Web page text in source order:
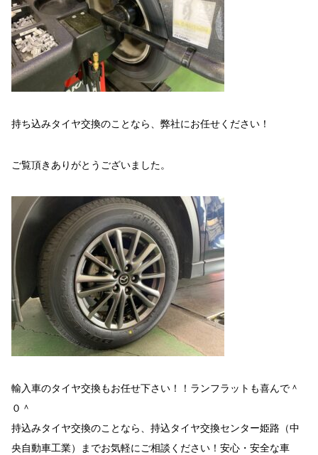
持ち込みタイヤ交換のことなら、弊社にお任せください！
ご覧頂きありがとうございました。
輸入車のタイヤ交換もお任せ下さい！！ランフラットも喜んで＾
０＾
持込みタイヤ交換のことなら、持込タイヤ交換センター姫路（中
央自動車工業）までお気軽にご相談ください！安心・安全な車